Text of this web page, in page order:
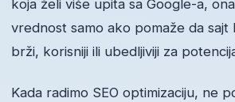
koja želi više upita sa Google-a,
vrednost samo ako pomaže da sajt
brži, korisniji ili ubedljiviji za
Kada radimo SEO optimizaciju, ne